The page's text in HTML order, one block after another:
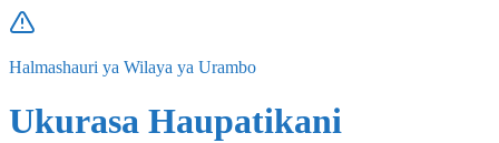
Halmashauri ya Wilaya ya Urambo
Ukurasa Haupatikani